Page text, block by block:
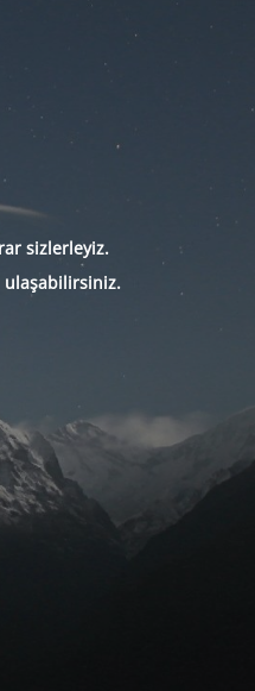
sizlerleyiz.
ulaşabilirsiniz.